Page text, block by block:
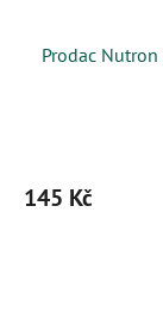
Prodac
145 Kč